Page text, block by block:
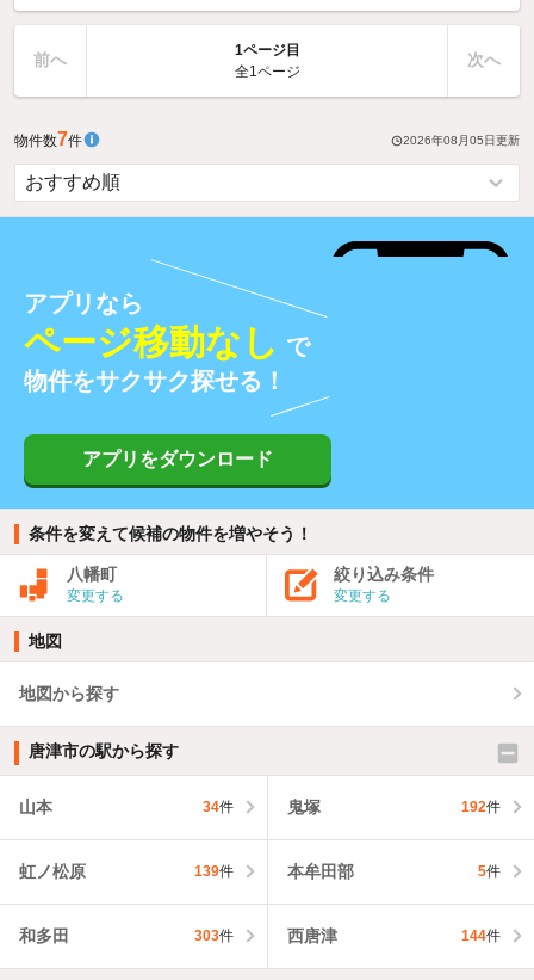
前へ
1ページ目
全1ページ
次へ
物件数7件 2026年08月05日更新
アプリなら
ページ移動なし で
物件をサクサク探せる！
アプリをダウンロード
条件を変えて候補の物件を増やそう！
八幡町
変更する
絞り込み条件
変更する
地図
地図から探す
唐津市の駅から探す
山本 34件 鬼塚 192件
虹ノ松原 139件 本牟田部 5件
和多田 303件 西唐津 144件